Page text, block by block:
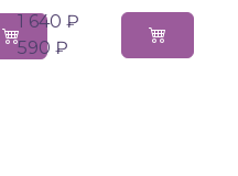
1 640 ₽
590 ₽